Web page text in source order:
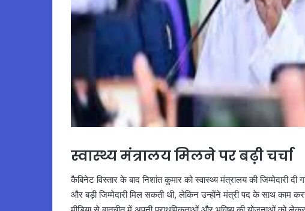
स्वास्थ्य मंत्रालय मिलने पर बढ़ी चर्चा
कैबिनेट विस्तार के बाद निशांत कुमार को स्वास्थ्य मंत्रालय की जिम्मेदारी
और बड़ी जिम्मेदारी मिल सकती थी, लेकिन उन्होंने मंत्री पद के साथ काम